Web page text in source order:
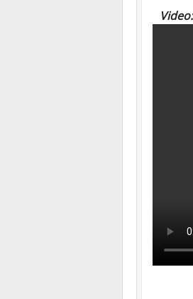
Video: